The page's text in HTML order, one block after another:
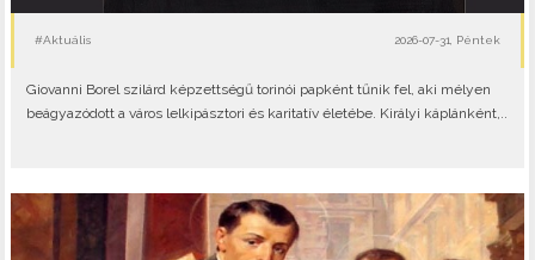
#Aktuális 2026-07-31, Péntek
Giovanni Borel szilárd képzettségű torinói papként tűnik fel, aki mélyen
beágyazódott a város lelkipásztori és karitatív életébe. Királyi káplánként,..